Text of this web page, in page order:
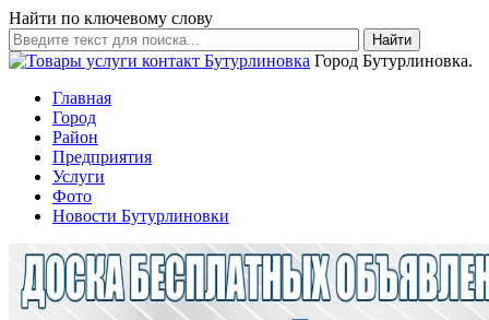
Найти по ключевому слову
Найти
Город Бутурлиновка.
Главная
Город
Район
Предприятия
Услуги
Фото
Новости Бутурлиновки